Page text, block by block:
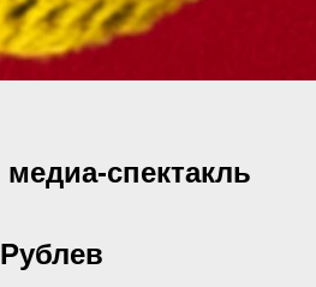
спектакль